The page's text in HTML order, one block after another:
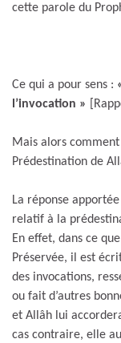
cette parole du
Ce qui a pour sens :
l’invocation »
Mais alors
Prédestination de
La réponse
relatif à la
En effet, dans ce
Préservée, il est
des invocations,
ou fait d’autres
et Allâh lui
cas contraire, elle